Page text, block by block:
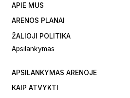
APIE MUS
ARENOS PLANAI
ŽALIOJI POLITIKA
Apsilankymas
APSILANKYMAS ARENOJE
KAIP ATVYKTI